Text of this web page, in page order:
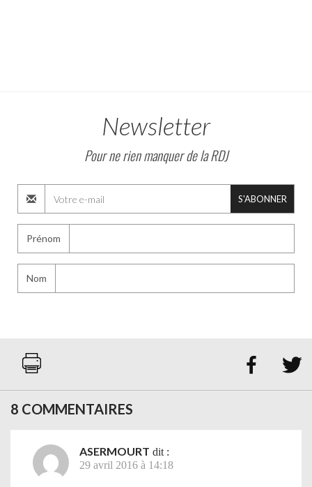
Newsletter
Pour ne rien manquer de la RDJ
S'ABONNER
Prénom
Nom
 
8 COMMENTAIRES
ASERMOURT dit :
29 avril 2016 à 14:18